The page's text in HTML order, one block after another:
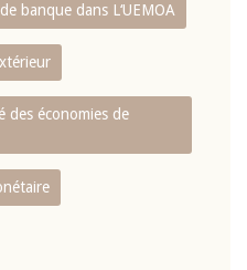
banque dans L‘UEMOA
des économies de